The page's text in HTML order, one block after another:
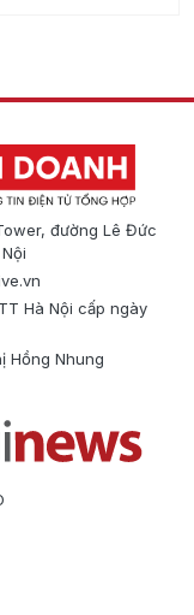
đường Lê Đức
Hà Nội cấp ngày
Hồng Nhung